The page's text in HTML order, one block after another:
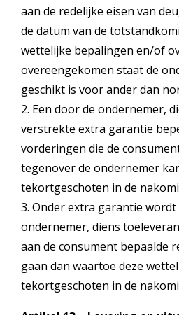
aan de redelijke eisen van
de datum van de
wettelijke bepalingen en/of
overeengekomen staat de
geschikt is voor ander dan
2. Een door de ondernemer,
verstrekte extra garantie
vorderingen die de
tegenover de ondernemer
tekortgeschoten in de
3. Onder extra garantie
ondernemer, diens
aan de consument bepaalde
gaan dan waartoe deze
tekortgeschoten in de